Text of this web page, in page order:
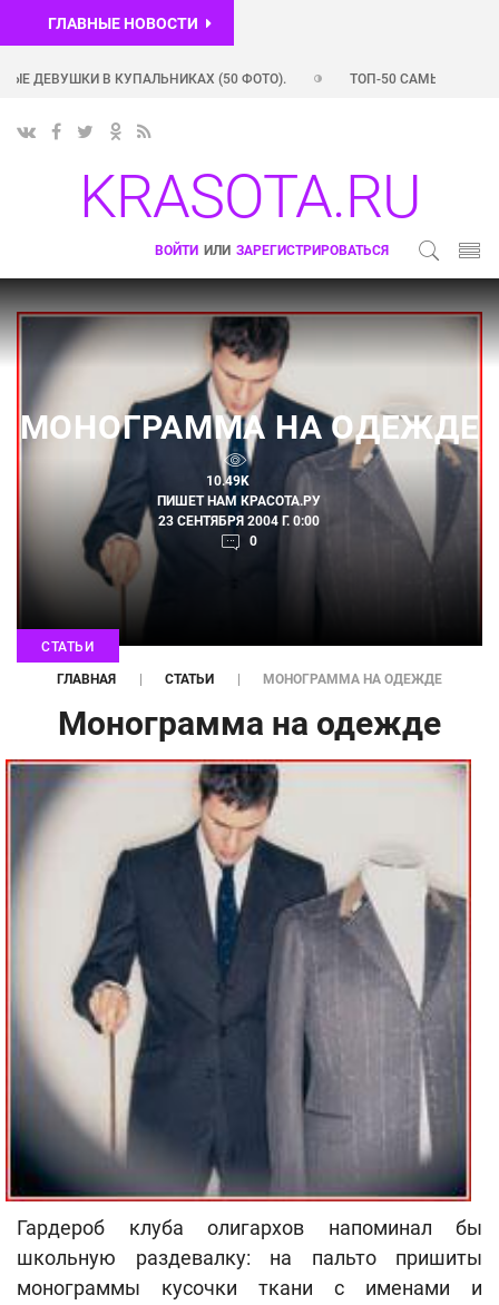
ГЛАВНЫЕ НОВОСТИ
В КУПАЛЬНИКАХ (50 ФОТО).
ТОП-50 САМЫХ ПОПУЛЯРНЫХ
KRASOTA.RU
ВОЙТИ ИЛИ ЗАРЕГИСТРИРОВАТЬСЯ
МОНОГРАММА НА ОДЕЖДЕ
10.49K
ПИШЕТ НАМ КРАСОТА.РУ
23 СЕНТЯБРЯ 2004 Г. 0:00
0
СТАТЬИ
ГЛАВНАЯ СТАТЬИ МОНОГРАММА НА ОДЕЖДЕ
Монограмма на одежде
Гардероб клуба олигархов напоминал бы
школьную раздевалку: на пальто пришиты
монограммы кусочки ткани с именами и